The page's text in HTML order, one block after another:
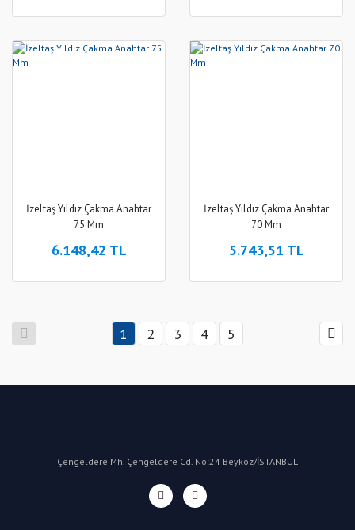
İzeltaş Yıldız Çakma Anahtar
75 Mm
6.148,42 TL
İzeltaş Yıldız Çakma Anahtar
70 Mm
5.743,51 TL
1 2 3 4 5
Çengeldere Mh. Çengeldere Cd. No:24 Beykoz/İSTANBUL